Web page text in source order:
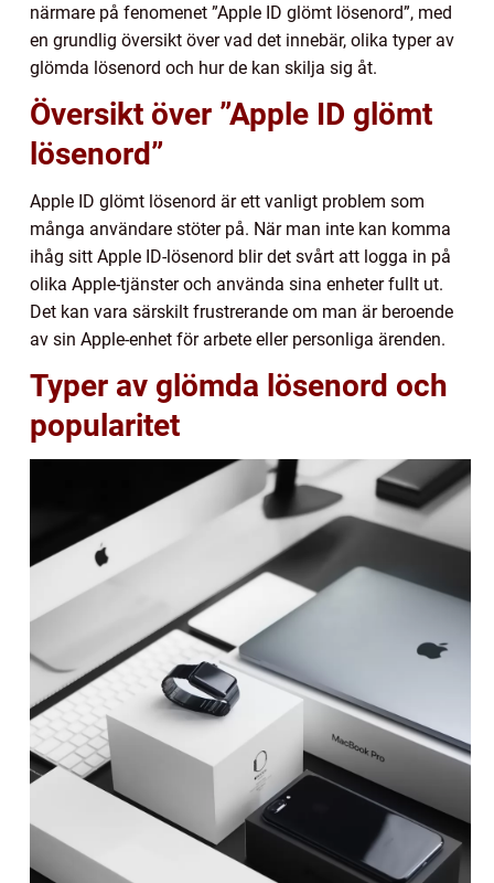
närmare på fenomenet ”Apple ID glömt lösenord”, med
en grundlig översikt över vad det innebär, olika typer av
glömda lösenord och hur de kan skilja sig åt.
Översikt över ”Apple ID glömt
lösenord”
Apple ID glömt lösenord är ett vanligt problem som
många användare stöter på. När man inte kan komma
ihåg sitt Apple ID-lösenord blir det svårt att logga in på
olika Apple-tjänster och använda sina enheter fullt ut.
Det kan vara särskilt frustrerande om man är beroende
av sin Apple-enhet för arbete eller personliga ärenden.
Typer av glömda lösenord och
popularitet